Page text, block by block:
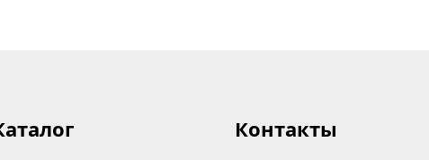
Контакты